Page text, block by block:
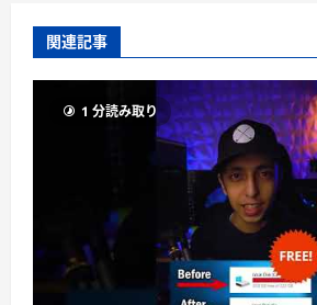
関連記事
1 分読み取り